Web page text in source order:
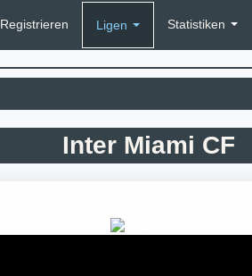
Registrieren Ligen Statistiken
Inter Miami CF